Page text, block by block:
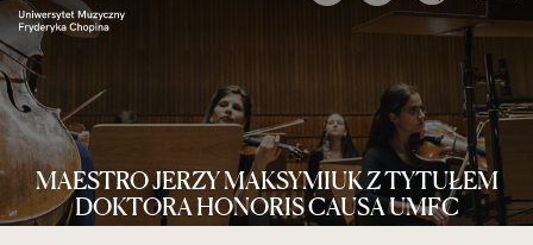
MAESTRO JERZY MAKSYMIUK Z TYTUŁEM
DOKTORA HONORIS CAUSA UMFC